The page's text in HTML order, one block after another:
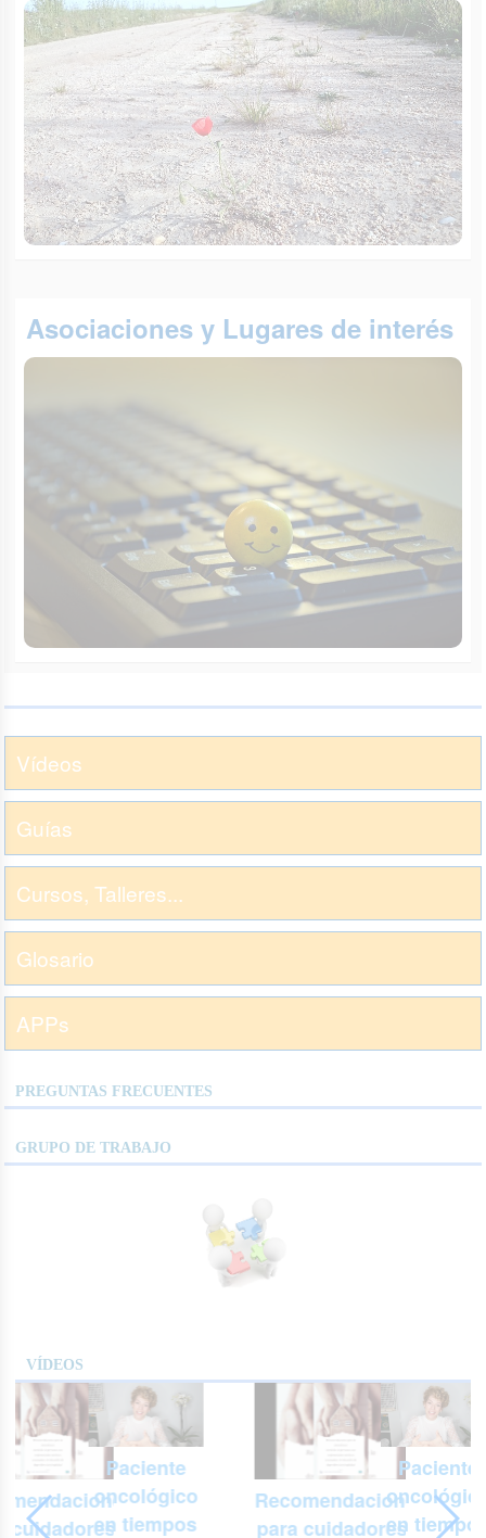
Asociaciones y Lugares de interés
Vídeos
Guías
Cursos, Talleres...
Glosario
APPs
PREGUNTAS FRECUENTES
GRUPO DE TRABAJO
VÍDEOS
cuidadores y
Paciente
oncológico
en tiempos
Recomendaciones
para cuidadores y
Paciente
en